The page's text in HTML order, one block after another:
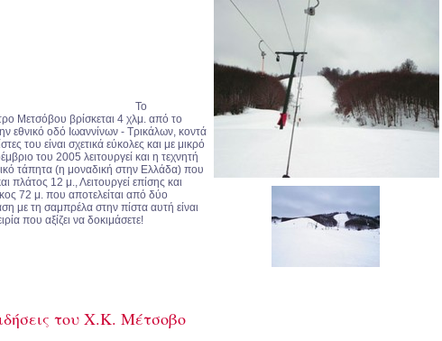
Το
Μετσόβου βρίσκεται 4 χλμ. από το
εθνικό οδό Ιωαννίνων - Τρικάλων, κοντά
του είναι σχετικά εύκολες και με μικρό
του 2005 λειτουργεί και η τεχνητή
τάπητα (η μοναδική στην Ελλάδα) που
πλάτος 12 μ., Λειτουργεί επίσης και
72 μ. που αποτελείται από δύο
με τη σαμπρέλα στην πίστα αυτή είναι
που αξίζει να δοκιμάσετε!
του Χ.Κ. Μέτσοβο